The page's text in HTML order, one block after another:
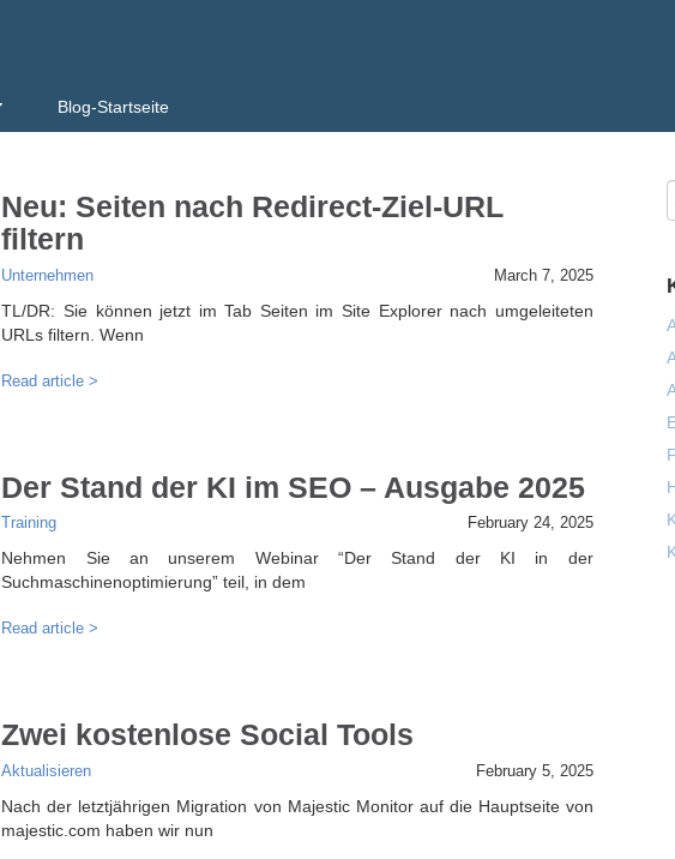
Blog-Startseite
Neu: Seiten nach Redirect-Ziel-URL
filtern
Unternehmen March 7, 2025
TL/DR: Sie können jetzt im Tab Seiten im Site Explorer nach umgeleiteten
URLs filtern. Wenn
Read article >
Der Stand der KI im SEO – Ausgabe 2025
Training February 24, 2025
Nehmen Sie an unserem Webinar “Der Stand der KI in der
Suchmaschinenoptimierung” teil, in dem
Read article >
Zwei kostenlose Social Tools
Aktualisieren February 5, 2025
Nach der letztjährigen Migration von Majestic Monitor auf die Hauptseite von
majestic.com haben wir nun